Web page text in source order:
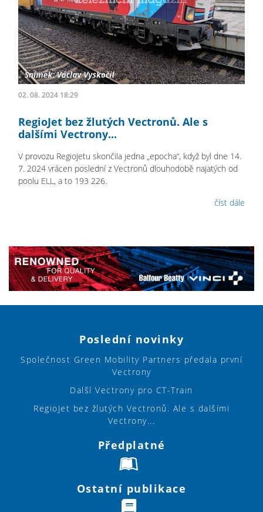
02. 08. 2024 18:29
RegioJet bez žlutých Vectronů. Ale s
dalšími Vectrony...
V provozu RegioJetu skončila jedna „epocha“, když byl dne 14.
7. 2024 vrácen poslední z Vectronů dlouhodobě najatých od
poolu ELL, a to 193 226.
číst dále
Poslední novinky
Společnost Green Mobility Partners předala první
Vectrony
Další Vectrony pro CT-Train
RegioJet bez žlutých Vectronů. Ale s dalšími
Vectrony...
Předplatné
Ostatní publikace